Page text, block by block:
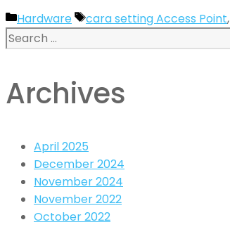
Categories
Hardware Tags
cara setting Access Point,
Search
for:
Archives
April 2025
December 2024
November 2024
November 2022
October 2022